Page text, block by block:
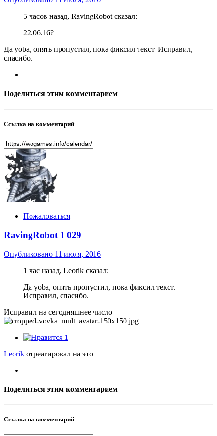
5 часов назад, RavingRobot сказал:
22.06.16?
Да yoba, опять пропустил, пока фиксил текст. Исправил,
спасибо.
Поделиться этим комментарием
Ссылка на комментарий
Пожаловаться
RavingRobot 1 029
Опубликовано 11 июля, 2016
1 час назад, Leorik сказал:
Да yoba, опять пропустил, пока фиксил текст.
Исправил, спасибо.
Исправил на сегодняшнее число
1
Leorik отреагировал на это
Поделиться этим комментарием
Ссылка на комментарий